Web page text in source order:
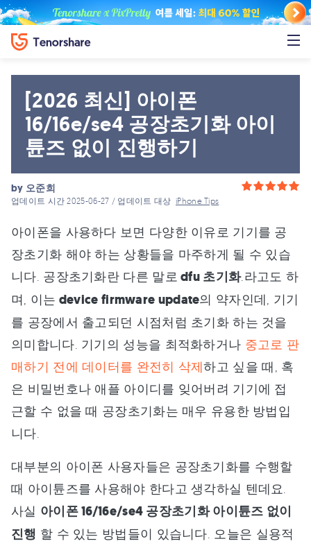
[2026 최신] 아이폰
16/16e/se4 공장초기화 아이
튠즈 없이 진행하기
by 오준희
업데이트 시간 2025-06-27 / 업데이트 대상iPhone Tips
아이폰을 사용하다 보면 다양한 이유로 기기를 공
장초기화 해야 하는 상황들을 마주하게 될 수 있습
니다. 공장초기화란 다른 말로 dfu 초기화.라고도 하
며, 이는 device firmware update의 약자인데, 기기
를 공장에서 출고되던 시점처럼 초기화 하는 것을
의미합니다. 기기의 성능을 최적화하거나 중고로 판
매하기 전에 데이터를 완전히 삭제하고 싶을 때, 혹
은 비밀번호나 애플 아이디를 잊어버려 기기에 접
근할 수 없을 때 공장초기화는 매우 유용한 방법입
니다.
대부분의 아이폰 사용자들은 공장초기화를 수행할
때 아이튠즈를 사용해야 한다고 생각하실 텐데요.
사실 아이폰 16/16e/se4 공장초기화 아이튠즈 없이
진행 할 수 있는 방법들이 있습니다. 오늘은 실용적